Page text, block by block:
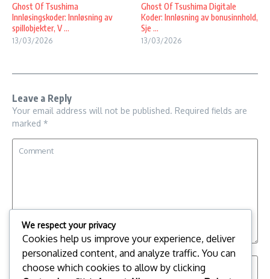
Ghost Of Tsushima
Innløsingskoder: Innløsning av
spillobjekter, V ...
13/03/2026
Ghost Of Tsushima Digitale
Koder: Innløsning av bonusinnhold,
Sje ...
13/03/2026
Leave a Reply
Your email address will not be published. Required fields are
marked *
We respect your privacy
Cookies help us improve your experience, deliver
personalized content, and analyze traffic. You can
choose which cookies to allow by clicking